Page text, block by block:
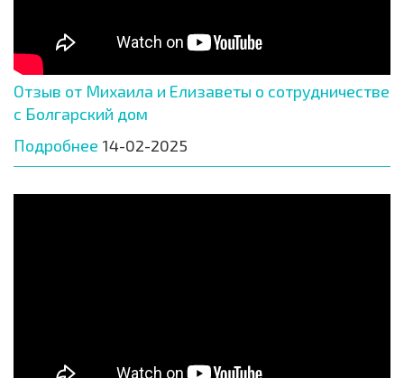
Отзыв от Михаила и Елизаветы о сотрудничестве
с Болгарский дом
Подробнее 14-02-2025